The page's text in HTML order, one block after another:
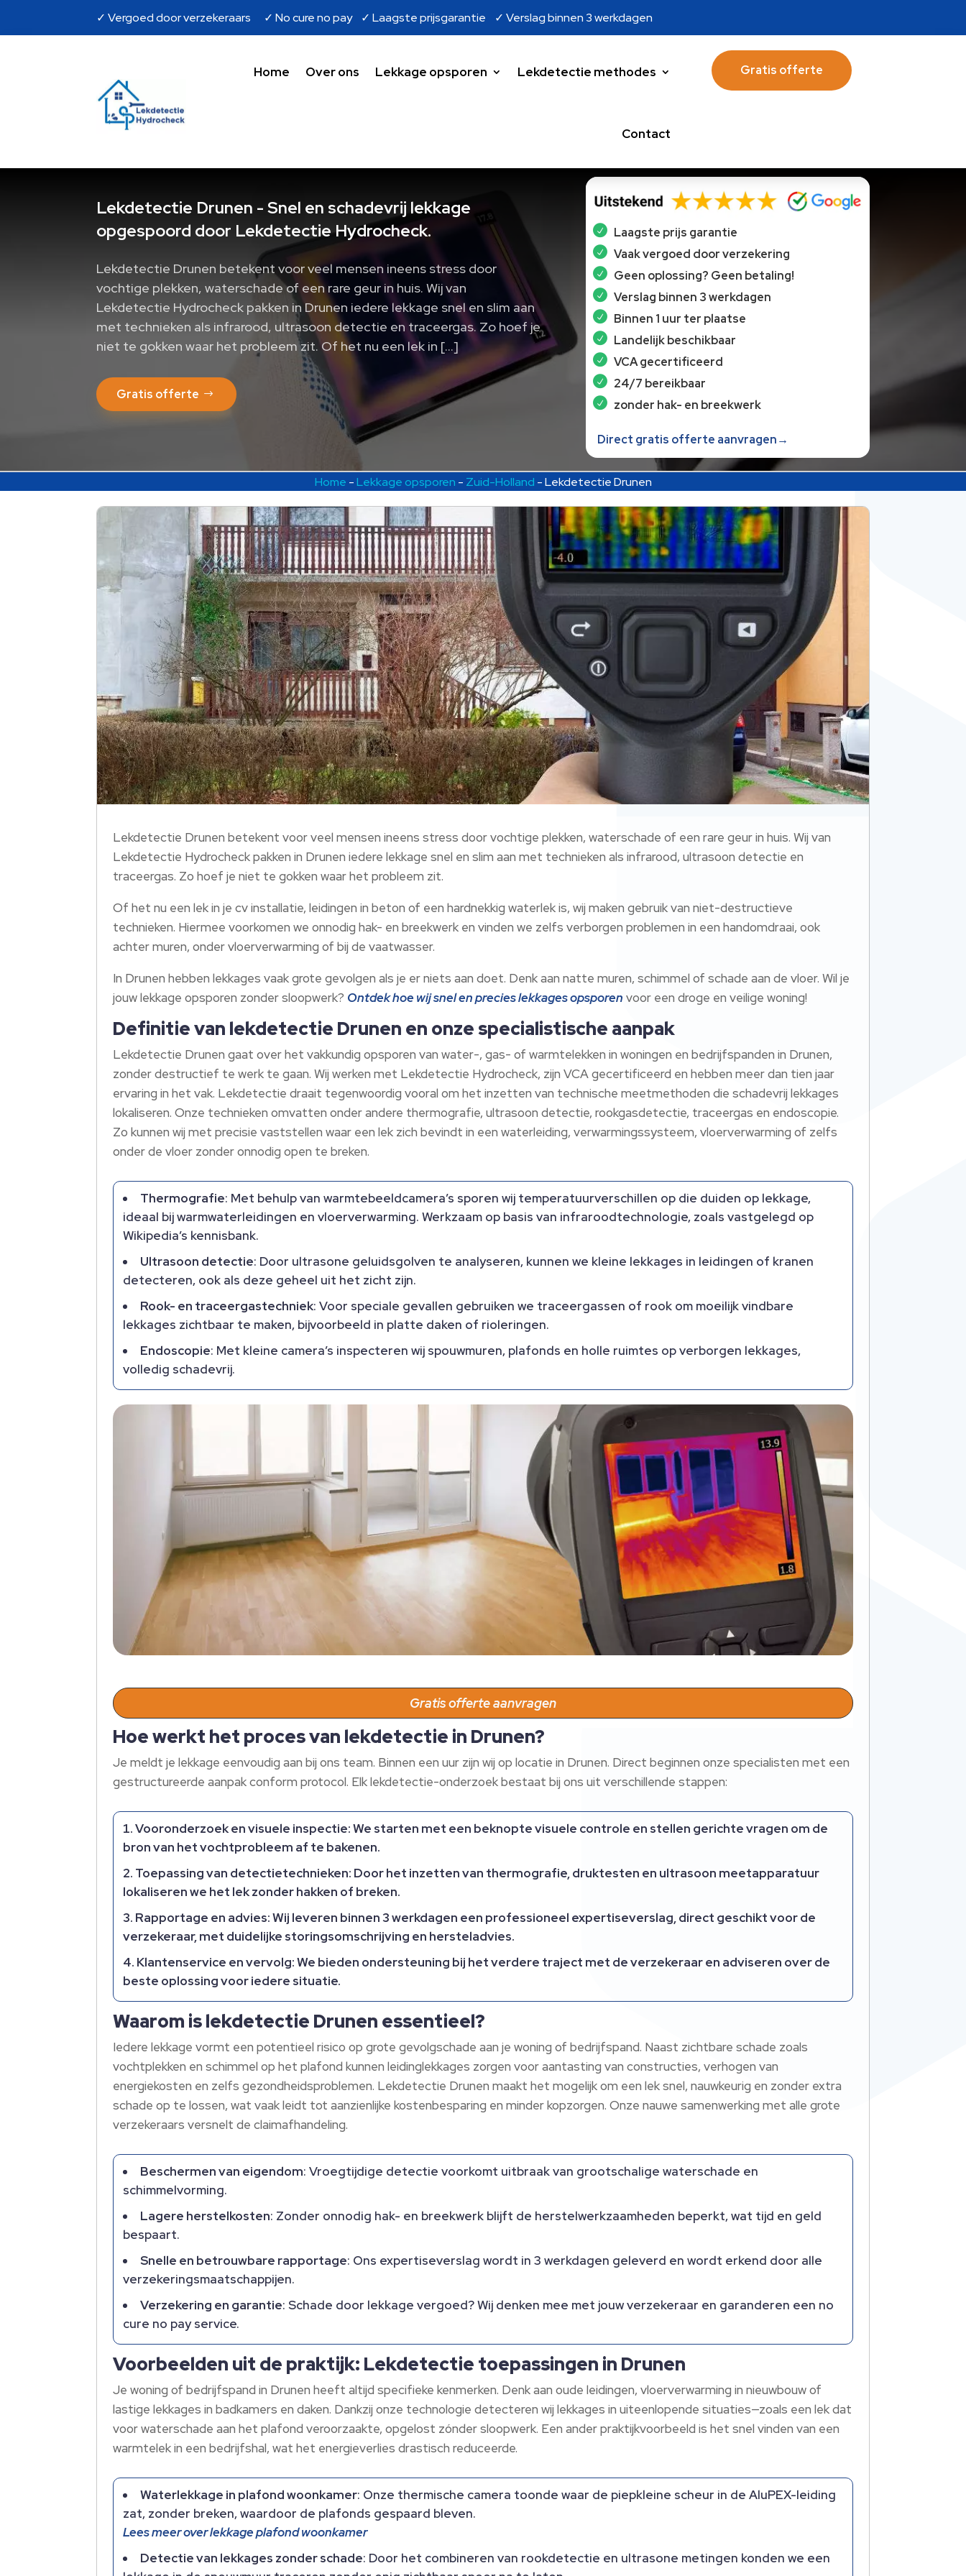
✓ Vergoed door verzekeraars ✓ No cure no pay ✓ Laagste prijsgarantie ✓ Verslag binnen 3 werkdagen
Home Over ons Lekkage opsporen Lekdetectie methodes
Contact
Gratis offerte
Lekdetectie Drunen - Snel en schadevrij lekkage
opgespoord door Lekdetectie Hydrocheck.
Lekdetectie Drunen betekent voor veel mensen ineens stress door
vochtige plekken, waterschade of een rare geur in huis. Wij van
Lekdetectie Hydrocheck pakken in Drunen iedere lekkage snel en slim aan
met technieken als infrarood, ultrasoon detectie en traceergas. Zo hoef je
niet te gokken waar het probleem zit. Of het nu een lek in […]
Gratis offerte
Laagste prijs garantie
Vaak vergoed door verzekering
Geen oplossing? Geen betaling!
Verslag binnen 3 werkdagen
Binnen 1 uur ter plaatse
Landelijk beschikbaar
VCA gecertificeerd
24/7 bereikbaar
zonder hak- en breekwerk
Direct gratis offerte aanvragen→
Home -Lekkage opsporen - Zuid-Holland -Lekdetectie Drunen
Lekdetectie Drunen betekent voor veel mensen ineens stress door vochtige plekken, waterschade of een rare geur in huis. Wij van
Lekdetectie Hydrocheck pakken in Drunen iedere lekkage snel en slim aan met technieken als infrarood, ultrasoon detectie en
traceergas. Zo hoef je niet te gokken waar het probleem zit.
Of het nu een lek in je cv installatie, leidingen in beton of een hardnekkig waterlek is, wij maken gebruik van niet-destructieve
technieken. Hiermee voorkomen we onnodig hak- en breekwerk en vinden we zelfs verborgen problemen in een handomdraai, ook
achter muren, onder vloerverwarming of bij de vaatwasser.
In Drunen hebben lekkages vaak grote gevolgen als je er niets aan doet. Denk aan natte muren, schimmel of schade aan de vloer. Wil je
jouw lekkage opsporen zonder sloopwerk? Ontdek hoe wij snel en precies lekkages opsporen voor een droge en veilige woning!
Definitie van lekdetectie Drunen en onze specialistische aanpak
Lekdetectie Drunen gaat over het vakkundig opsporen van water-, gas- of warmtelekken in woningen en bedrijfspanden in Drunen,
zonder destructief te werk te gaan. Wij werken met Lekdetectie Hydrocheck, zijn VCA gecertificeerd en hebben meer dan tien jaar
ervaring in het vak. Lekdetectie draait tegenwoordig vooral om het inzetten van technische meetmethoden die schadevrij lekkages
lokaliseren. Onze technieken omvatten onder andere thermografie, ultrasoon detectie, rookgasdetectie, traceergas en endoscopie.
Zo kunnen wij met precisie vaststellen waar een lek zich bevindt in een waterleiding, verwarmingssysteem, vloerverwarming of zelfs
onder de vloer zonder onnodig open te breken.
Thermografie: Met behulp van warmtebeeldcamera’s sporen wij temperatuurverschillen op die duiden op lekkage,
ideaal bij warmwaterleidingen en vloerverwarming. Werkzaam op basis van infraroodtechnologie, zoals vastgelegd op
Wikipedia’s kennisbank.
Ultrasoon detectie: Door ultrasone geluidsgolven te analyseren, kunnen we kleine lekkages in leidingen of kranen
detecteren, ook als deze geheel uit het zicht zijn.
Rook- en traceergastechniek: Voor speciale gevallen gebruiken we traceergassen of rook om moeilijk vindbare
lekkages zichtbaar te maken, bijvoorbeeld in platte daken of rioleringen.
Endoscopie: Met kleine camera’s inspecteren wij spouwmuren, plafonds en holle ruimtes op verborgen lekkages,
volledig schadevrij.
Gratis offerte aanvragen
Hoe werkt het proces van lekdetectie in Drunen?
Je meldt je lekkage eenvoudig aan bij ons team. Binnen een uur zijn wij op locatie in Drunen. Direct beginnen onze specialisten met een
gestructureerde aanpak conform protocol. Elk lekdetectie-onderzoek bestaat bij ons uit verschillende stappen:
Vooronderzoek en visuele inspectie: We starten met een beknopte visuele controle en stellen gerichte vragen om de
bron van het vochtprobleem af te bakenen.
Toepassing van detectietechnieken: Door het inzetten van thermografie, druktesten en ultrasoon meetapparatuur
lokaliseren we het lek zonder hakken of breken.
Rapportage en advies: Wij leveren binnen 3 werkdagen een professioneel expertiseverslag, direct geschikt voor de
verzekeraar, met duidelijke storingsomschrijving en hersteladvies.
Klantenservice en vervolg: We bieden ondersteuning bij het verdere traject met de verzekeraar en adviseren over de
beste oplossing voor iedere situatie.
Waarom is lekdetectie Drunen essentieel?
Iedere lekkage vormt een potentieel risico op grote gevolgschade aan je woning of bedrijfspand. Naast zichtbare schade zoals
vochtplekken en schimmel op het plafond kunnen leidinglekkages zorgen voor aantasting van constructies, verhogen van
energiekosten en zelfs gezondheidsproblemen. Lekdetectie Drunen maakt het mogelijk om een lek snel, nauwkeurig en zonder extra
schade op te lossen, wat vaak leidt tot aanzienlijke kostenbesparing en minder kopzorgen. Onze nauwe samenwerking met alle grote
verzekeraars versnelt de claimafhandeling.
Beschermen van eigendom: Vroegtijdige detectie voorkomt uitbraak van grootschalige waterschade en
schimmelvorming.
Lagere herstelkosten: Zonder onnodig hak- en breekwerk blijft de herstelwerkzaamheden beperkt, wat tijd en geld
bespaart.
Snelle en betrouwbare rapportage: Ons expertiseverslag wordt in 3 werkdagen geleverd en wordt erkend door alle
verzekeringsmaatschappijen.
Verzekering en garantie: Schade door lekkage vergoed? Wij denken mee met jouw verzekeraar en garanderen een no
cure no pay service.
Voorbeelden uit de praktijk: Lekdetectie toepassingen in Drunen
Je woning of bedrijfspand in Drunen heeft altijd specifieke kenmerken. Denk aan oude leidingen, vloerverwarming in nieuwbouw of
lastige lekkages in badkamers en daken. Dankzij onze technologie detecteren wij lekkages in uiteenlopende situaties—zoals een lek dat
voor waterschade aan het plafond veroorzaakte, opgelost zónder sloopwerk. Een ander praktijkvoorbeeld is het snel vinden van een
warmtelek in een bedrijfshal, wat het energieverlies drastisch reduceerde.
Waterlekkage in plafond woonkamer: Onze thermische camera toonde waar de piepkleine scheur in de AluPEX-leiding
zat, zonder breken, waardoor de plafonds gespaard bleven.
Lees meer over lekkage plafond woonkamer
Detectie van lekkages zonder schade: Door het combineren van rookdetectie en ultrasone metingen konden we een